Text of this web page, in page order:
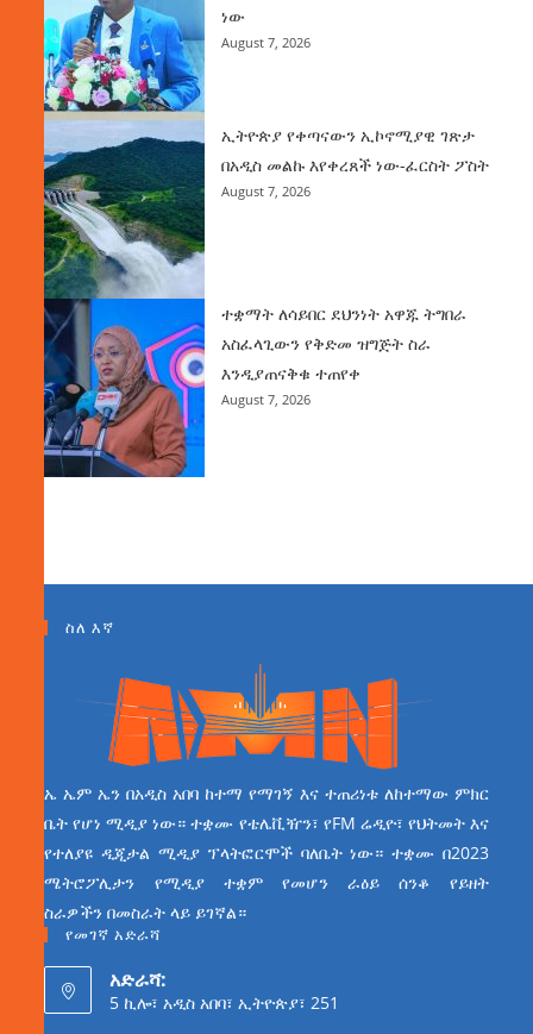
ነው
August 7, 2026
ኢትዮጵያ የቀጣናውን ኢኮኖሚያዊ ገጽታ
በአዲስ መልኩ እየቀረጸች ነው-ፈርስት ፖስት
August 7, 2026
ተቋማት ለሳይበር ደህንነት አዋጁ ትግበራ
አስፈላጊውን የቅድመ ዝግጅት ስራ
እንዲያጠናቅቁ ተጠየቀ
August 7, 2026
ስለ እኛ
ኤ ኤም ኤን በአዲስ አበባ ከተማ የማገኝ እና ተጠሪነቱ ለከተማው ምክር
ቤት የሆነ ሚዲያ ነው። ተቋሙ የቴሌቪዥን፣ የFM ሬዲዮ፣ የህትመት እና
የተለያዩ ዲጂታል ሚዲያ ፕላትፎርሞች ባለቤት ነው። ተቋሙ በ2023
ሜትሮፖሊታን የሚዲያ ተቋም የመሆን ራዕይ ሰንቆ የይዘት
ስራዎችን በመስራት ላይ ይገኛል።
የመገኛ አድራሻ
አድራሻ:
5 ኪሎ፣ አዲስ አበባ፣ ኢትዮጵያ፣ 251